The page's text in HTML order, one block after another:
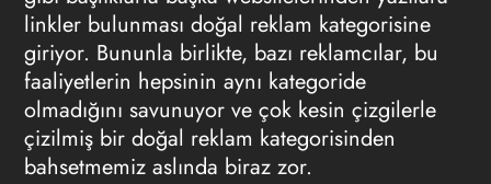
linkler bulunması doğal reklam kategorisine
giriyor. Bununla birlikte, bazı reklamcılar, bu
faaliyetlerin hepsinin aynı kategoride
olmadığını savunuyor ve çok kesin çizgilerle
çizilmiş bir doğal reklam kategorisinden
bahsetmemiz aslında biraz zor.